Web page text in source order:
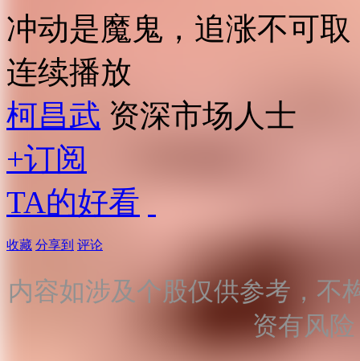
冲动是魔鬼，追涨不可取
连续播放
柯昌武 资深市场人士
+订阅
TA的好看
收藏 分享到 评论
内容如涉及个股仅供参考，不
资有风